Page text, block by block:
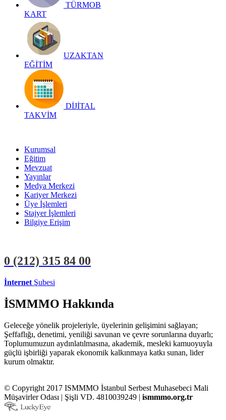
TÜRMOB
KART
UZAKTAN
EĞİTİM
DİJİTAL
TAKVİM
Kurumsal
Eğitim
Mevzuat
Yayınlar
Medya Merkezi
Kariyer Merkezi
Üye İşlemleri
Stajyer İşlemleri
Bilgiye Erişim
0 (212) 315 84 00
İnternet Şubesi
İSMMMO Hakkında
Geleceğe yönelik projeleriyle, üyelerinin gelişimini sağlayan;
Şeffaflığı, denetimi, yeniliği savunan ve çevre sorunlarına duyarlı;
Toplumumuzun aydınlatılmasına, akademik, mesleki kamuoyuyla
güçlü işbirliği yaparak ekonomik kalkınmaya katkı sunan, lider
kurum olmaktır.
© Copyright 2017 ISMMMO İstanbul Serbest Muhasebeci Mali
Müşavirler Odası | Şişli VD. 4810039249 | ismmmo.org.tr